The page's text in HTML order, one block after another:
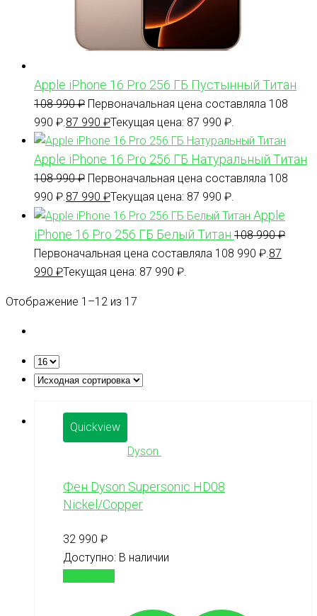
Apple iPhone 16 Pro 256 ГБ Пустынный Титан
108 990₽ Первоначальная цена составляла 108
990 ₽. 87 990 ₽Текущая цена: 87 990 ₽.
Apple iPhone 16 Pro 256 ГБ Натуральный Титан
108 990₽ Первоначальная цена составляла 108
990 ₽. 87 990 ₽Текущая цена: 87 990 ₽.
Apple
iPhone 16 Pro 256 ГБ Белый Титан 108 990₽
Первоначальная цена составляла 108 990 ₽. 87
990 ₽Текущая цена: 87 990 ₽.
Отображение 1–12 из 17
Quickview
Dyson
Фен Dyson Supersonic HD08
Nickel/Copper
32 990 ₽
Доступно: В наличии